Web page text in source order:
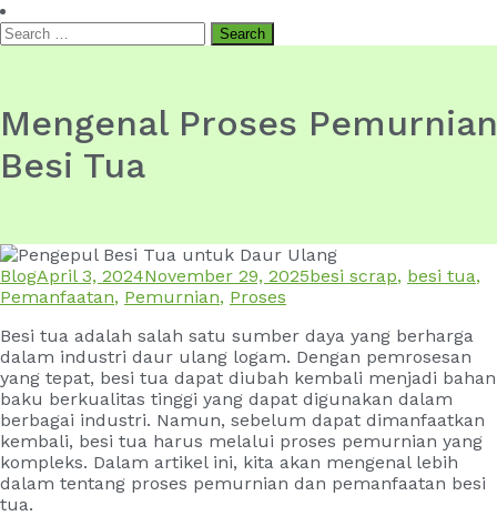
Search
for:
Mengenal Proses
Besi Tua
BlogApril 3, 2024November 29, 2025besi scrap, besi tua,
Pemanfaatan, Pemurnian, Proses
Besi tua adalah salah satu sumber daya yang berharga
dalam industri daur ulang logam. Dengan pemrosesan
yang tepat, besi tua dapat diubah kembali menjadi bahan
baku berkualitas tinggi yang dapat digunakan dalam
berbagai industri. Namun, sebelum dapat dimanfaatkan
kembali, besi tua harus melalui proses pemurnian yang
kompleks. Dalam artikel ini, kita akan mengenal lebih
dalam tentang proses pemurnian dan pemanfaatan besi
tua.